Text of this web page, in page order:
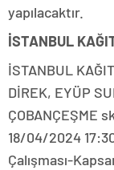
yapılacaktır.
İSTANBUL
İSTANBUL
DİREK, EYÜP
ÇOBANÇEŞME
18/04/2024
Çalışması-